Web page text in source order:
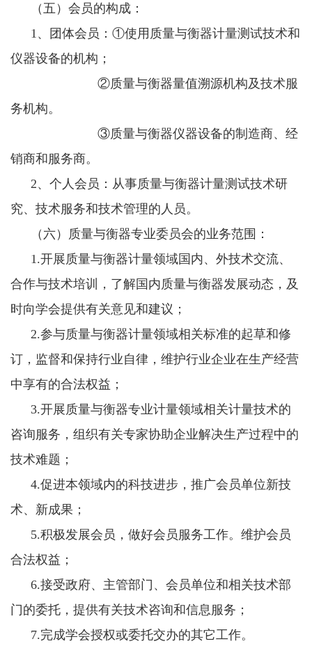
（五）会员的构成：
1、团体会员：①使用质量与衡器计量测试技术和
仪器设备的机构；
②质量与衡器量值溯源机构及技术服
务机构。
③质量与衡器仪器设备的制造商、经
销商和服务商。
2、个人会员：从事质量与衡器计量测试技术研
究、技术服务和技术管理的人员。
（六）质量与衡器专业委员会的业务范围：
1.开展质量与衡器计量领域国内、外技术交流、
合作与技术培训，了解国内质量与衡器发展动态，及
时向学会提供有关意见和建议；
2.参与质量与衡器计量领域相关标准的起草和修
订，监督和保持行业自律，维护行业企业在生产经营
中享有的合法权益；
3.开展质量与衡器专业计量领域相关计量技术的
咨询服务，组织有关专家协助企业解决生产过程中的
技术难题；
4.促进本领域内的科技进步，推广会员单位新技
术、新成果；
5.积极发展会员，做好会员服务工作。维护会员
合法权益；
6.接受政府、主管部门、会员单位和相关技术部
门的委托，提供有关技术咨询和信息服务；
7.完成学会授权或委托交办的其它工作。